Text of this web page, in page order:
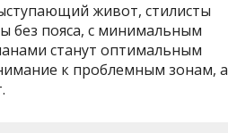
живот, стилисты
без пояса, с минимальным
станут оптимальным
к проблемным зонам, а